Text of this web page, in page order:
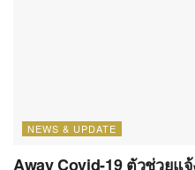
NEWS & UPDATE
Away Covid-19 ตัวช่วยแ